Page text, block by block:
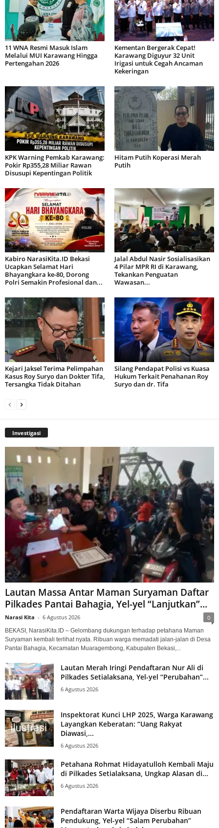
11 WNA Resmi Masuk Islam
Melalui MUI Karawang Hingga
Pertengahan 2026
Kementan Bergerak Cepat!
Karawang Diguyur 32 Unit
Irigasi untuk Cegah Ancaman
Kekeringan
KPK Warning Pemkab Karawang:
Pokir Rp355,28 Miliar Rawan
Disusupi Kepentingan Politik
Hitam Putih Koperasi Merah
Putih
Kabiro NarasiKita.ID Bekasi
Ucapkan Selamat Hari
Bhayangkara ke-80, Dorong
Polri Semakin Profesional dan...
Jalal Abdul Nasir Sosialisasikan
4 Pilar MPR RI di Karawang,
Tekankan Penguatan
Wawasan...
Kejari Jaksel Terima Pelimpahan
Kasus Roy Suryo dan Dokter Tifa,
Tersangka Tidak Ditahan
Silang Pendapat Polisi vs Kuasa
Hukum Terkait Penahanan Roy
Suryo dan dr. Tifa
Investigasi
Lautan Massa Antar Maman Suryaman Daftar
Pilkades Pantai Bahagia, Yel-yel “Lanjutkan”...
Narasi Kita - 6 Agustus 2026 0
BEKASI, NarasiKita.ID – Gelombang dukungan terhadap petahana Maman
Suryaman kembali terlihat nyata. Ribuan warga memadati jalan-jalan di Desa
Pantai Bahagia, Kecamatan Muaragembong, Kabupaten Bekasi,...
Lautan Merah Iringi Pendaftaran Nur Ali di
Pilkades Setialaksana, Yel-yel “Perubahan”...
6 Agustus 2026
Inspektorat Kunci LHP 2025, Warga Karawang
Layangkan Keberatan: “Uang Rakyat
Diawasi,...
6 Agustus 2026
Petahana Rohmat Hidayatulloh Kembali Maju
di Pilkades Setialaksana, Ungkap Alasan di...
6 Agustus 2026
Pendaftaran Warta Wijaya Diserbu Ribuan
Pendukung, Yel-yel “Salam Perubahan”